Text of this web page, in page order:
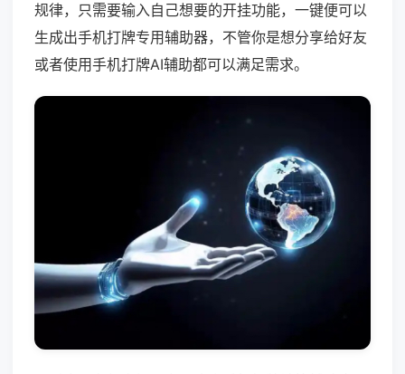
规律，只需要输入自己想要的开挂功能，一键便可以
生成出手机打牌专用辅助器，不管你是想分享给好友
或者使用手机打牌AI辅助都可以满足需求。